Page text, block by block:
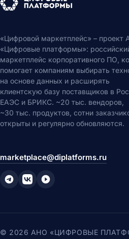
«Цифровой маркетплейс» – проект
«Цифровые платформы»:
маркетплейс корпоративного ПО,
помогает компаниям выбирать
на основе данных и расширять
клиентскую базу поставщиков в
ЕАЭС и БРИКС. ~20 тыс. вендоров,
~30 тыс. продуктов, сотни
открыты и регулярно обновляются.
marketplace@diplatforms.ru
© 2026 АНО «ЦИФРОВЫЕ